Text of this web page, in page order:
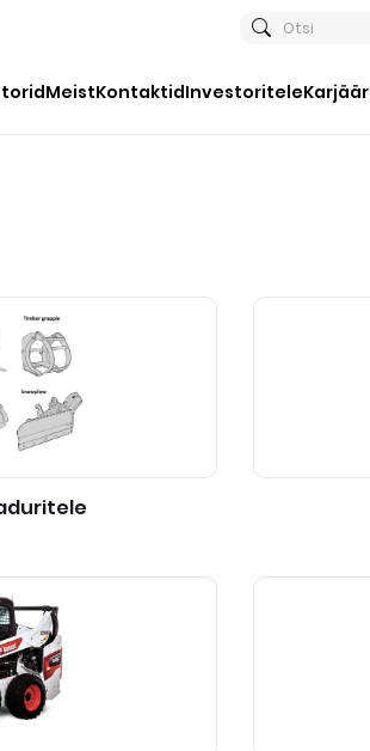
Otsi
MeistKontaktidInvestoriteleKarjäär